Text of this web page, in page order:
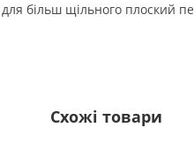
більш щільного плоский
Схожі товари